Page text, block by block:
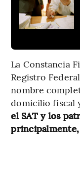
La Constancia
Registro
nombre
domicilio fiscal
el SAT y los